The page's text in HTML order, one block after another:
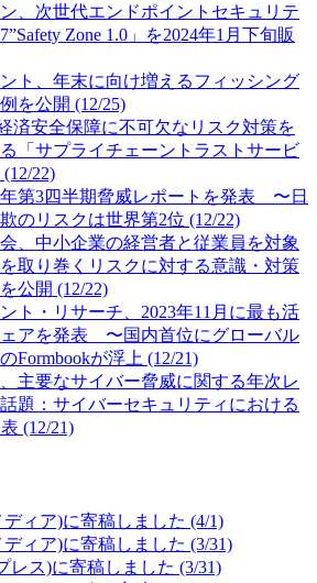
、次世代エンドポイントセキュリテ
Zone 1.0」を2024年1月下旬販
ト、年末に向け増えるフィッシング
を公開 (12/25)
済安全保障に不可欠なリスク対策を
「サプライチェーントラストサービ
22)
第3四半期脅威レポートを発表 〜日
のリスクは世界第2位 (12/22)
、中小企業の経営者と従業員を対象
取り巻くリスクに対する意識・対策
公開 (12/22)
ト・リサーチ、2023年11月に最も活
アを発表 〜国内首位にグローバル
Formbookが浮上 (12/21)
主要なサイバー脅威に関する年次レ
題：サイバーセキュリティにおける
(12/21)
ィア)に寄稿しました (4/1)
ィア)に寄稿しました (3/31)
レス)に寄稿しました (3/31)